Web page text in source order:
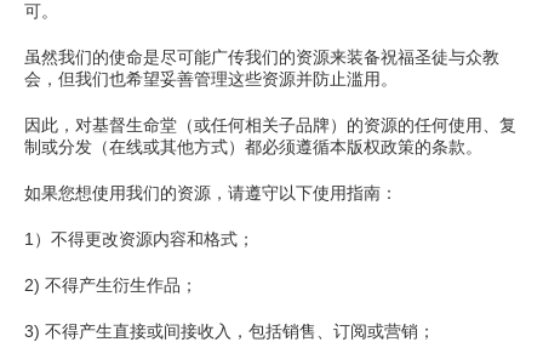
可。
虽然我们的使命是尽可能广传我们的资源来装备祝福圣徒与众教
会，但我们也希望妥善管理这些资源并防止滥用。
因此，对基督生命堂（或任何相关子品牌）的资源的任何使用、复
制或分发（在线或其他方式）都必须遵循本版权政策的条款。
如果您想使用我们的资源，请遵守以下使用指南：
1）不得更改资源内容和格式；
2) 不得产生衍生作品；
3) 不得产生直接或间接收入，包括销售、订阅或营销；